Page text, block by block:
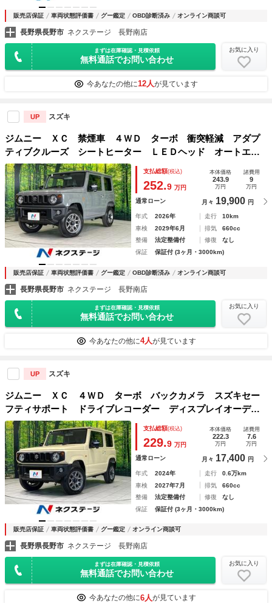
販売店保証 車両状態評価書 グー鑑定 OBD診断済み オンライン商談可
長野県長野市 ネクステージ 長野南店
まずは在庫確認・見積依頼
無料通話でお問い合わせ
お気に入り
今あなたの他に12人が見ています
UP スズキ
ジムニー ＸＣ 禁煙車 ４ＷＤ ターボ 衝突軽減 アダプ
ティブクルーズ シートヒーター ＬＥＤヘッド オートエア
コン オートライト スマートキー ヘッドランプウォッシャ
ー 革巻きステアリング
支払総額(税込)
252.9 万円
本体価格
243.9
万円
諸費用
9
万円
通常ローン 月々 19,900 円
年式 2026年 走行
10km
車検
2029年6月 排気
660cc
整備
法定整備付 修復
なし
保証
保証付 (3ヶ月・3000km)
販売店保証 車両状態評価書 グー鑑定 OBD診断済み オンライン商談可
長野県長野市 ネクステージ 長野南店
まずは在庫確認・見積依頼
無料通話でお問い合わせ
お気に入り
今あなたの他に4人が見ています
UP スズキ
ジムニー ＸＣ ４ＷＤ ターボ バックカメラ スズキセー
フティサポート ドライブレコーダー ディスプレイオーディ
オ スマートキー ＬＥＤヘッド ＥＴＣ クルコン オ
ートライト オートエアコン
支払総額(税込)
229.9 万円
本体価格
222.3
万円
諸費用
7.6
万円
通常ローン 月々 17,400 円
年式 2024年 走行
0.6万km
車検
2027年7月 排気
660cc
整備
法定整備付 修復
なし
保証
保証付 (3ヶ月・3000km)
販売店保証 車両状態評価書 グー鑑定 オンライン商談可
長野県長野市 ネクステージ 長野南店
まずは在庫確認・見積依頼
無料通話でお問い合わせ
お気に入り
今あなたの他に6人が見ています